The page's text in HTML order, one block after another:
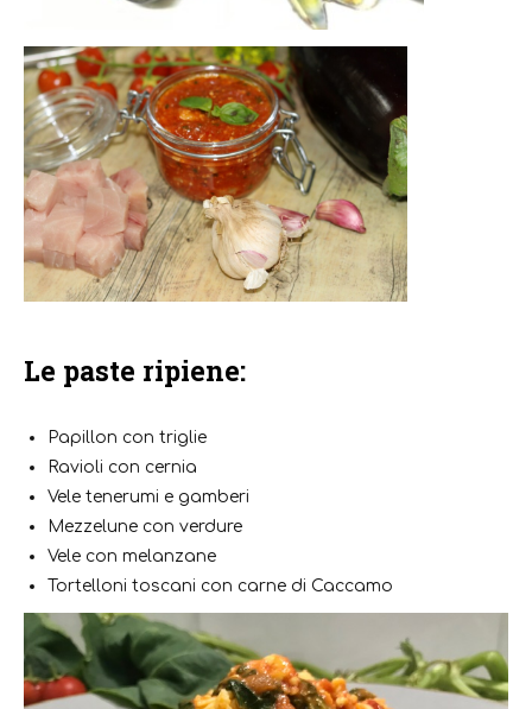
Le paste ripiene:
Papillon con triglie
Ravioli con cernia
Vele tenerumi e gamberi
Mezzelune con verdure
Vele con melanzane
Tortelloni toscani con carne di Caccamo